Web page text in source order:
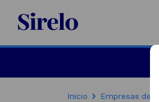
Sirelo.es
Inicio Empresas de